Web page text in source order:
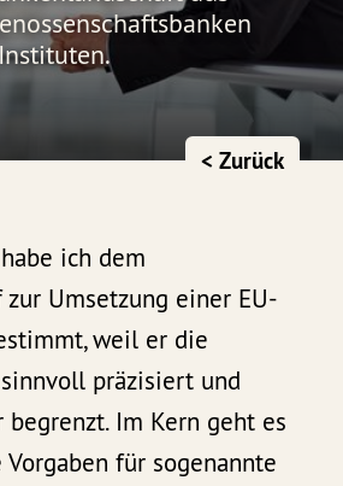
< Zurück
ich dem
Umsetzung einer EU-
weil er die
präzisiert und
begrenzt. Im Kern geht es
für sogenannte